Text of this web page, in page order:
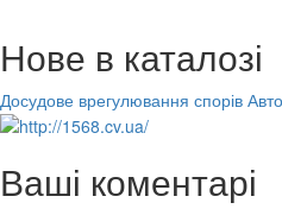
Нове в каталозі
Досудове врегулювання спорів
Ваші коментарі